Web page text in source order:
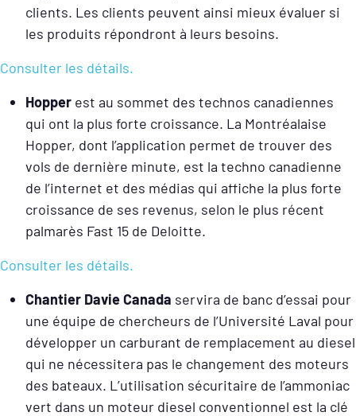
clients. Les clients peuvent ainsi mieux évaluer si
les produits répondront à leurs besoins.
Consulter les détails.
Hopper est au sommet des technos canadiennes
qui ont la plus forte croissance. La Montréalaise
Hopper, dont l’application permet de trouver des
vols de dernière minute, est la techno canadienne
de l’internet et des médias qui affiche la plus forte
croissance de ses revenus, selon le plus récent
palmarès Fast 15 de Deloitte.
Consulter les détails.
Chantier Davie Canada servira de banc d’essai pour
une équipe de chercheurs de l’Université Laval pour
développer un carburant de remplacement au diesel
qui ne nécessitera pas le changement des moteurs
des bateaux. L’utilisation sécuritaire de l’ammoniac
vert dans un moteur diesel conventionnel est la clé